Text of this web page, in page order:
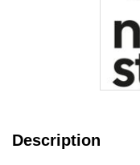
Description